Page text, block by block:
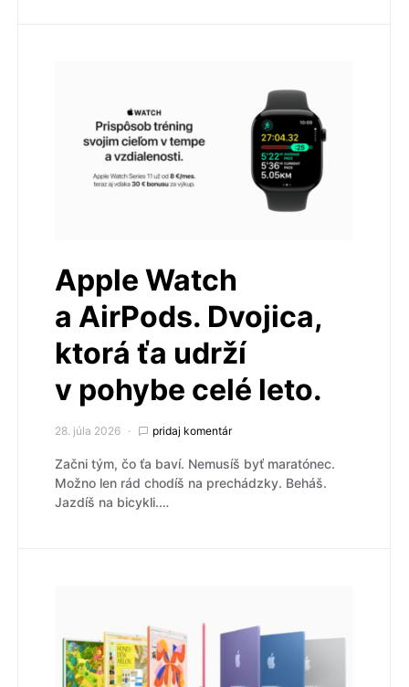
Apple Watch
a AirPods. Dvojica,
ktorá ťa udrží
v pohybe celé leto.
28. júla 2026 pridaj komentár
Začni tým, čo ťa baví. Nemusíš byť maratónec.
Možno len rád chodíš na prechádzky. Beháš.
Jazdíš na bicykli.…